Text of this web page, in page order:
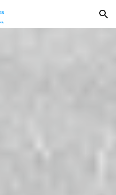
Skip to navigation